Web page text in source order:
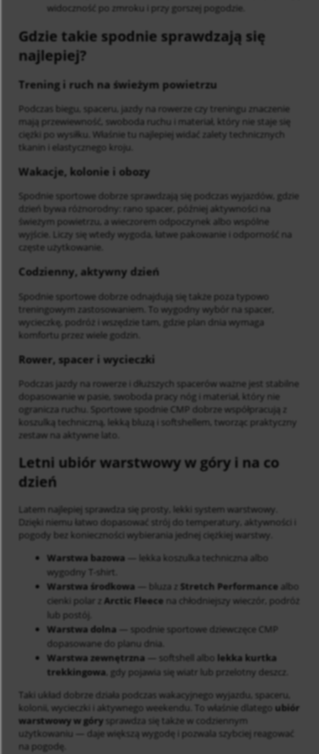
widoczność po zmroku i przy gorszej pogodzie.
Gdzie takie spodnie sprawdzają się
najlepiej?
Trening i ruch na świeżym powietrzu
Podczas biegu, spaceru, jazdy na rowerze czy treningu znaczenie
mają przewiewność, swoboda ruchu i materiał, który nie staje się
ciężki po wysiłku. Właśnie tu najlepiej widać zalety technicznych
tkanin i elastycznego kroju.
Wakacje, kolonie i obozy
Spodnie sportowe dobrze sprawdzają się podczas wyjazdów, gdzie
dzień bywa różnorodny: rano spacer, później aktywności na
świeżym powietrzu, a wieczorem odpoczynek albo wspólne
wyjście. Liczy się wtedy wygoda, łatwe pakowanie i odporność na
częste użytkowanie.
Codzienny, aktywny dzień
Spodnie sportowe dobrze odnajdują się także poza typowo
treningowym zastosowaniem. To wygodny wybór na spacer,
wycieczkę, podróż i wszędzie tam, gdzie plan dnia wymaga
komfortu przez wiele godzin.
Rower, spacer i wycieczki
Podczas jazdy na rowerze i dłuższych spacerów ważne jest stabilne
dopasowanie w pasie, swoboda pracy nóg i materiał, który nie
ogranicza ruchu. Sportowe spodnie CMP dobrze współpracują z
koszulką techniczną, lekką bluzą i softshellem, tworząc praktyczny
zestaw na aktywne lato.
Letni ubiór warstwowy w góry i na co
dzień
Latem najlepiej sprawdza się prosty, lekki system warstwowy.
Dzięki niemu łatwo dopasować strój do temperatury, aktywności i
pogody bez konieczności wybierania jednej ciężkiej warstwy.
Warstwa bazowa — lekka koszulka techniczna albo
wygodny T-shirt.
Warstwa środkowa — bluza z Stretch Performance albo
cienki polar z Arctic Fleece na chłodniejszy wieczór, podróż
lub postój.
Warstwa dolna — spodnie sportowe dziewczęce CMP
dopasowane do planu dnia.
Warstwa zewnętrzna — softshell albo lekka kurtka
trekkingowa , gdy pojawia się wiatr lub przelotny deszcz.
Taki układ dobrze działa podczas wakacyjnego wyjazdu, spaceru,
kolonii, wycieczki i aktywnego weekendu. To właśnie dlatego ubiór
warstwowy w góry sprawdza się także w codziennym
użytkowaniu — daje większą wygodę i pozwala szybciej reagować
na pogodę.